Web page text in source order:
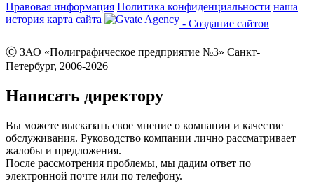
Правовая информация Политика конфиденциальности наша
история карта сайта - Создание сайтов
Ⓒ ЗАО «Полиграфическое предприятие №3» Санкт-
Петербург, 2006-2026
Написать директору
Вы можете высказать свое мнение о компании и качестве
обслуживания. Руководство компании лично рассматривает
жалобы и предложения.
После рассмотрения проблемы, мы дадим ответ по
электронной почте или по телефону.